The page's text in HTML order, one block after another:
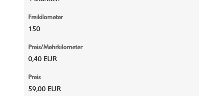
150
0,40 EUR
59,00 EUR